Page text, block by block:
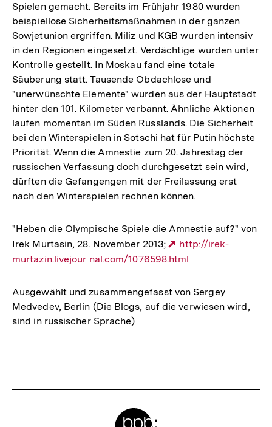
Spielen gemacht. Bereits im Frühjahr 1980 wurden
beispiellose Sicherheitsmaßnahmen in der ganzen
Sowjetunion ergriffen. Miliz und KGB wurden intensiv
in den Regionen eingesetzt. Verdächtige wurden unter
Kontrolle gestellt. In Moskau fand eine totale
Säuberung statt. Tausende Obdachlose und
"unerwünschte Elemente" wurden aus der Hauptstadt
hinter den 101. Kilometer verbannt. Ähnliche Aktionen
laufen momentan im Süden Russlands. Die Sicherheit
bei den Winterspielen in Sotschi hat für Putin höchste
Priorität. Wenn die Amnestie zum 20. Jahrestag der
russischen Verfassung doch durchgesetzt sein wird,
dürften die Gefangengen mit der Freilassung erst
nach den Winterspielen rechnen können.
"Heben die Olympische Spiele die Amnestie auf?" von
Irek Murtasin, 28. November 2013;
Externer
Link:
http://irek-
murtazin.livejour nal.com/1076598.html
Ausgewählt und zusammengefasst von Sergey
Medvedev, Berlin (Die Blogs, auf die verwiesen wird,
sind in russischer Sprache)